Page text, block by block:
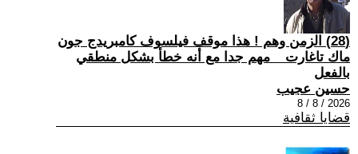
(28) الزمن وهم ! هذا موقف فيلسوف كامبريدج جون
ماك تاغارت _ مهم جدا مع أنه خطأ بشكل منطقي
بالفعل
حسين عجيب
2026 / 8 / 8
قضايا ثقافية